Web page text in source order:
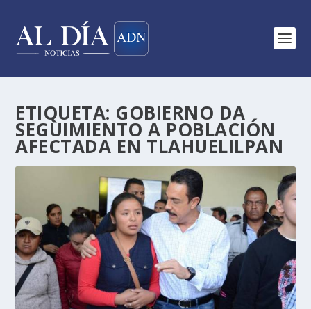
ETIQUETA: GOBIERNO DA
SEGUIMIENTO A POBLACIÓN
AFECTADA EN TLAHUELILPAN